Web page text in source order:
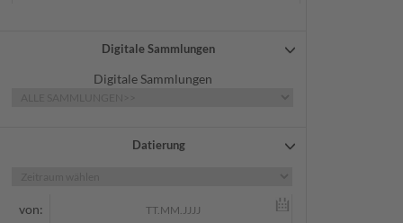
Digitale Sammlungen
Digitale Sammlungen
Datierung
von: